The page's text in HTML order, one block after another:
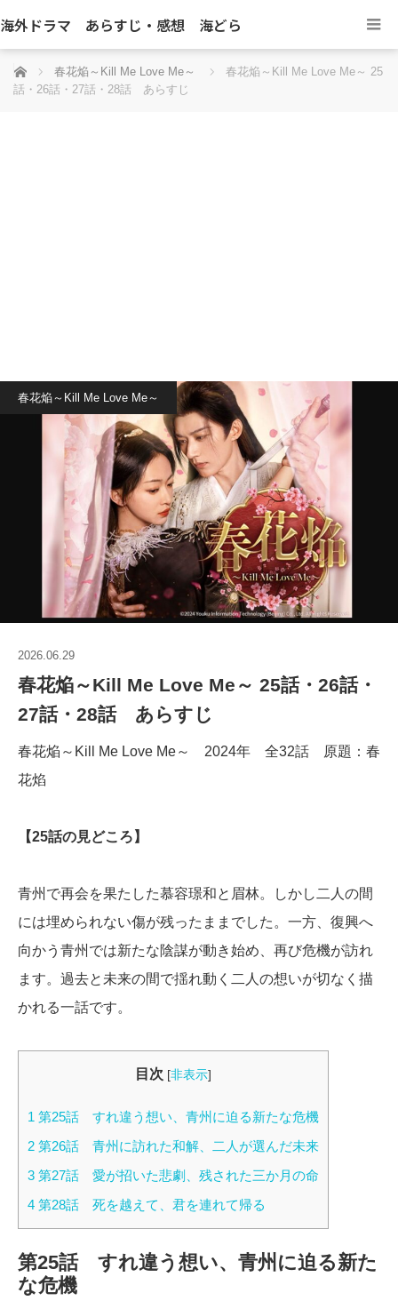
海外ドラマ あらすじ・感想 海どら
ホーム 春花焔～Kill Me Love Me～
春花焔～Kill Me Love Me～ 25
話・26話・27話・28話 あらすじ
春花焔～Kill Me Love Me～
2026.06.29
春花焔～Kill Me Love Me～ 25話・26話・
27話・28話 あらすじ
春花焔～Kill Me Love Me～ 2024年 全32話 原題：春
花焰
【25話の見どころ】
青州で再会を果たした慕容璟和と眉林。しかし二人の間
には埋められない傷が残ったままでした。一方、復興へ
向かう青州では新たな陰謀が動き始め、再び危機が訪れ
ます。過去と未来の間で揺れ動く二人の想いが切なく描
かれる一話です。
目次 [非表示]
1 第25話 すれ違う想い、青州に迫る新たな危機
2 第26話 青州に訪れた和解、二人が選んだ未来
3 第27話 愛が招いた悲劇、残された三か月の命
4 第28話 死を越えて、君を連れて帰る
第25話 すれ違う想い、青州に迫る新た
な危機